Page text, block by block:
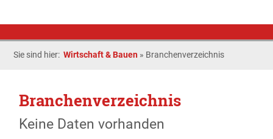
Sie sind hier:Wirtschaft & Bauen » Branchenverzeichnis
Branchenverzeichnis
Keine Daten vorhanden